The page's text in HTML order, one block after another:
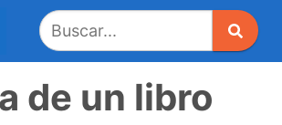
de un libro